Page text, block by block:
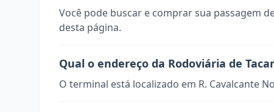
Você pode buscar e comprar sua passagem
desta página.
Qual o endereço da Rodoviária de
O terminal está localizado em R. Cavalcante